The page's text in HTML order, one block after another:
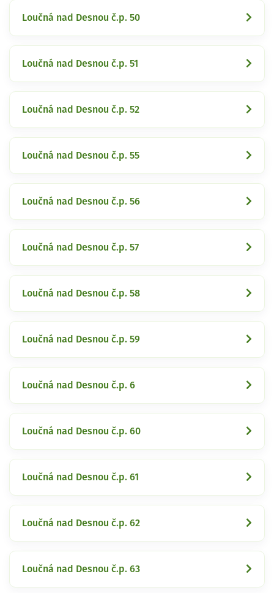
Loučná nad Desnou č.p. 50
Loučná nad Desnou č.p. 51
Loučná nad Desnou č.p. 52
Loučná nad Desnou č.p. 55
Loučná nad Desnou č.p. 56
Loučná nad Desnou č.p. 57
Loučná nad Desnou č.p. 58
Loučná nad Desnou č.p. 59
Loučná nad Desnou č.p. 6
Loučná nad Desnou č.p. 60
Loučná nad Desnou č.p. 61
Loučná nad Desnou č.p. 62
Loučná nad Desnou č.p. 63